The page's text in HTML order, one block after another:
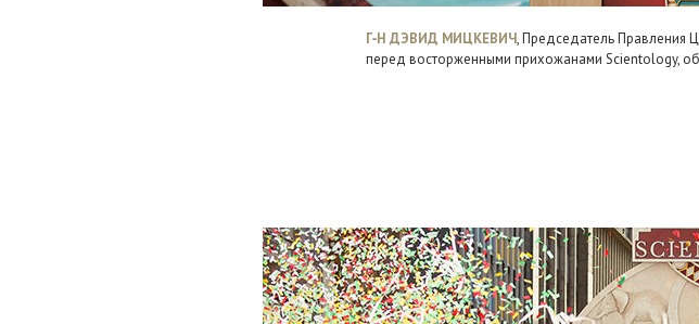
Г‑Н ДЭВИД МИЦКЕВИЧ, Председатель Правления
перед восторженными прихожанами Scientology,